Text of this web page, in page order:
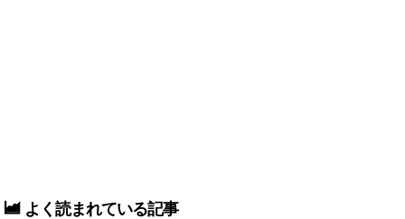
よく読まれている記事